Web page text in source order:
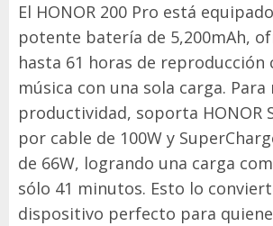
El HONOR 200 Pro está
potente batería de 5,200mAh,
hasta 61 horas de reproducción
música con una sola carga.
productividad, soporta HONOR
por cable de 100W y
de 66W, logrando una carga
sólo 41 minutos. Esto lo
dispositivo perfecto para